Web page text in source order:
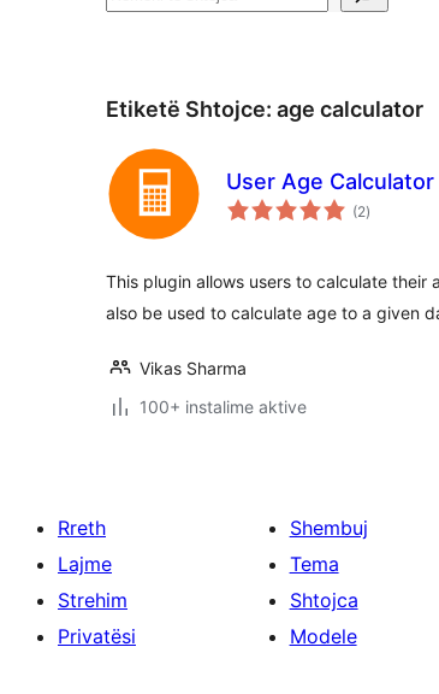
Etiketë Shtojce: age calculator
User Age Calculator
(2vlerësime
gjithsej
)
This plugin allows users to calculate
also be used to calculate age to a given
Vikas Sharma
100+ instalime aktive
Rreth
Lajme
Strehim
Privatësi
Shembuj
Tema
Shtojca
Modele